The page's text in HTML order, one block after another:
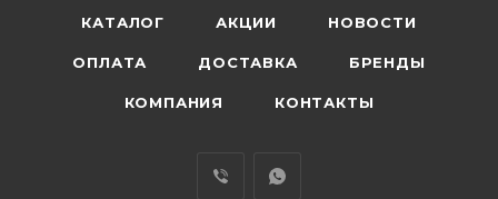
КАТАЛОГ АКЦИИ НОВОСТИ
ОПЛАТА ДОСТАВКА БРЕНДЫ
КОМПАНИЯ КОНТАКТЫ